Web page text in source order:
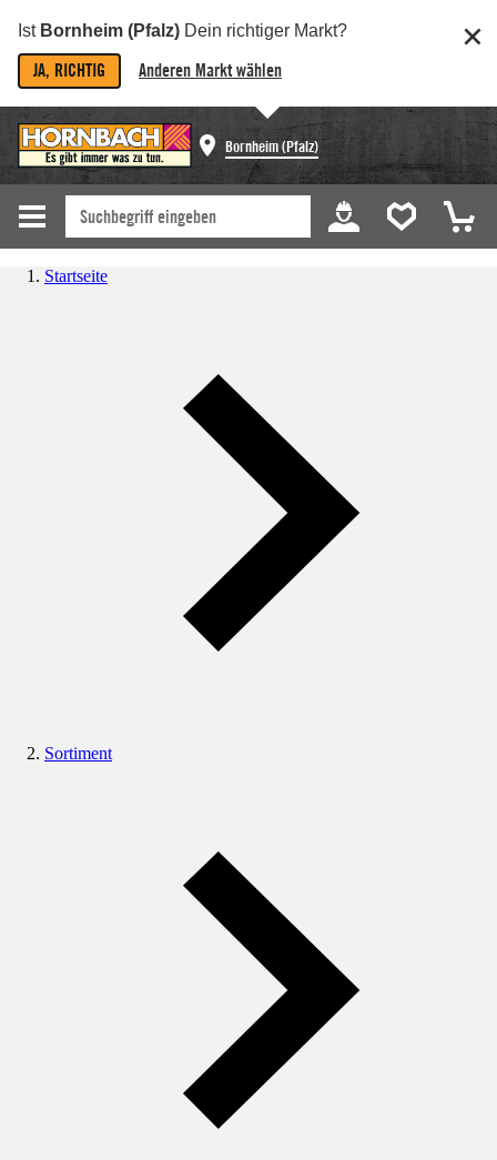
Ist Bornheim (Pfalz) Dein richtiger Markt?
JA, RICHTIG Anderen Markt wählen
Bornheim (Pfalz)
Startseite
Sortiment